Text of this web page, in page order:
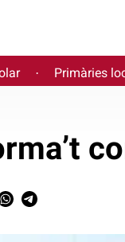
· Primàries